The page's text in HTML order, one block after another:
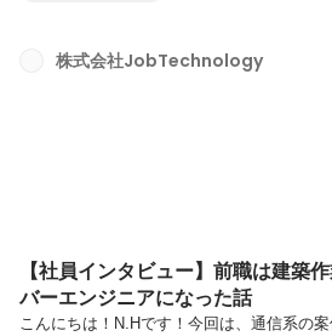
もコールセンターをやらされていました。
い。」そう言って入社したのに、誰も彼の
株式会社JobTechnology
【社員インタビュー】前職は建築
バーエンジニアになった話
こんにちは！N.Hです！今回は、通信系の